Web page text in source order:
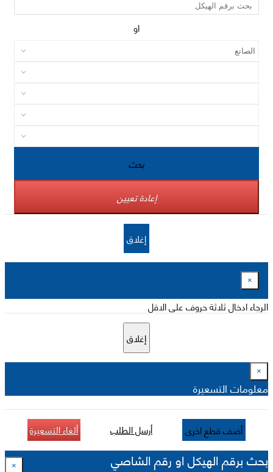
او
بحث
إعادة تعيين
إغلاق
×
الرجاء ادخال ثلاثة حروف على الاقل
إغلاق
×
معلومات التسعيرة
أضف قطع اخرى أرسل الطلب ألغاء التسعيرة
بحث برقم الهيكل او رقم الشاصي ×